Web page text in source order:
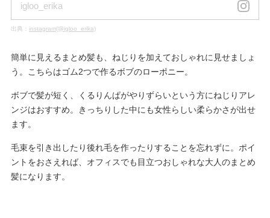
igloo_erika
出典： instagram(@igloo_erika)
簡単に見えるまとめ髪も、ねじりを加えておしゃれに見せましょ
う。こちらはゴム2つで作るボブのローポニー。
ボブで髪が短く、くるりんぱがやりずらいという方にねじりアレ
ンジはおすすめ。きっちりした中にも女性らしい柔らかさが出せ
ます。
毛束を引き出したり後れ毛を作ったりすることを忘れずに。ポイ
ントをおさえれば、オフィスでも目立つおしゃれな大人のまとめ
髪になります。